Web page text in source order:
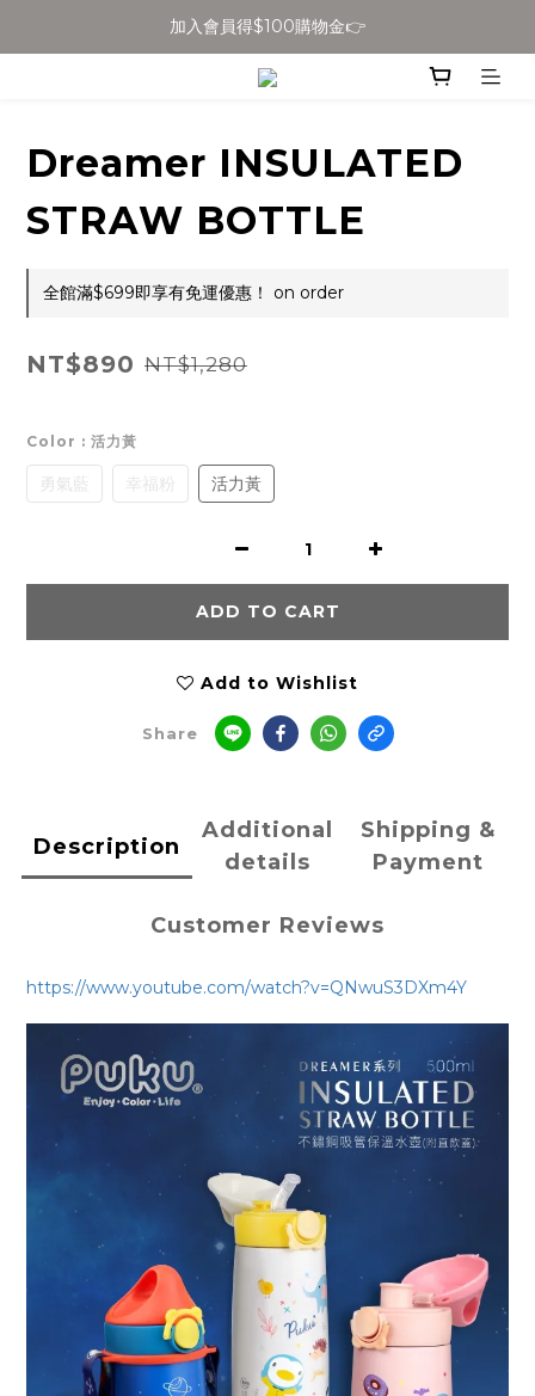
全館滿$699免運
加入會員得$100購物金👉
全館滿$699免運
Dreamer INSULATED
STRAW BOTTLE
全館滿$699即享有免運優惠！ on order
NT$890 NT$1,280
Color : 活力黃
勇氣藍 幸福粉 活力黃
ADD TO CART
Add to Wishlist
Share
Description
Additional
details
Shipping &
Payment
Customer Reviews
https://www.youtube.com/watch?v=QNwuS3DXm4Y